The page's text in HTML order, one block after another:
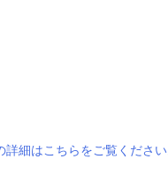
詳細はこちらをご覧ください